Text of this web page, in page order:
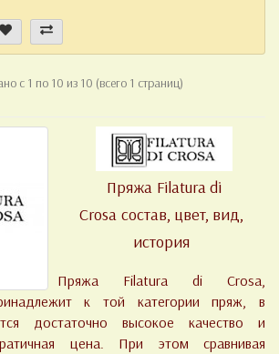
с 1 по 10 из 10 (всего 1 страниц)
Пряжа Filatura di
Crosa состав, цвет, вид,
история
Пряжа Filatura di Crosa,
к той категории пряж, в
достаточно высокое качество и
цена. При этом сравнивая